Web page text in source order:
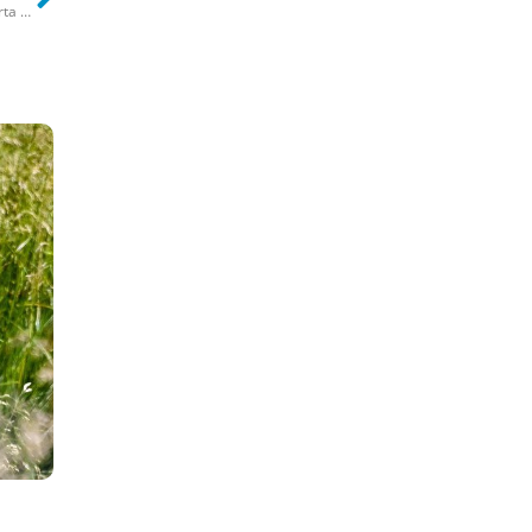
Bari, concessione scaduta ai De Laurentiis: presentata una sola offerta per la gestione del San Nicola